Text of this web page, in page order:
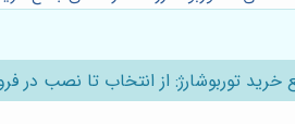
خرید توربوشارژ: از انتخاب تا نصب در